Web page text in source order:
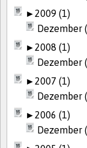
►2009 (1)
Dezember
►2008 (1)
Dezember
►2007 (1)
Dezember
►2006 (1)
Dezember